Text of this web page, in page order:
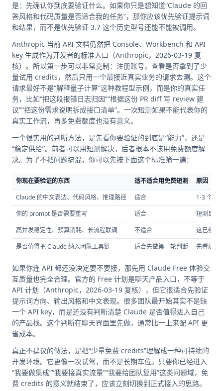
是：先确认你到底要验证什么。如果你只是想知道“Claude 的回
答风格和代码质量是否适合我的任务”，那你应该优先验证提示词
和结果，而不是优先验证 3.7 这个历史型号还能不能被调用。
Anthropic 当前 API 文档仍然把 Console、Workbench 和 API
key 生成作为开发者的标准入口（Anthropic，2026-03-19 复
核）。所以第一步可以非常克制：注册账号，查看是否拿到了少
量试用 credits，然后只用一个最接近真实业务的请求去测。这个
请求最好不是“解释量子计算”这种教程型示例，而是你的真实任
务，比如“把这段报错日志归因”“根据这份 PR diff 写 review 建
议”“把这份需求说明拆成接口清单”。一次短测如果不能代表你的
真实工作流，再多免费额度也没有意义。
一个很实用的判断方法，是先看你要验证的到底是“能力”，还是
“稳定供给”。前者可以用短测解决，后者根本不该用免费额度解
决。为了不把问题搞混，你可以先按下面这个标准筛一遍：
你现在要验证的东西 适不适合用免费短测
原因
Claude 的中文表达、代码风格、推理路径
适合
1-3 个高
你的 prompt 是否需要重写
适合
短测足以
高并发稳定性、预算消耗、长流程联调
不适合
这已经是
是否值得把 Claude 纳入团队工具链
适合先做第一轮判断 先看质量
如果你连 API 都还没决定要不要接，那先用 Claude Free 体验交
互质量也完全合理。官方的 Free 计划是聊天产品入口，不等于
API 计划（Anthropic，2026-03-19 复核），但它很适合先验证
提示词方向、输出风格和中文表现。很多团队最开始其实不是缺
一个 API key，而是还没有判断清楚 Claude 是否值得进入自己
的产品栈。这个判断在聊天界面里先做，通常比一上来配 API 更
省成本。
真正不建议的做法，是把“少量免费 credits”理解成一种可持续的
开发环境。它更像一次试驾，而不是长期车位。只要你已经进入
“我要做集成”“我要接真实流量”“我要给团队复用”这类问题域，免
费 credits 的意义就结束了，应该立刻切换到正式接入的思路。